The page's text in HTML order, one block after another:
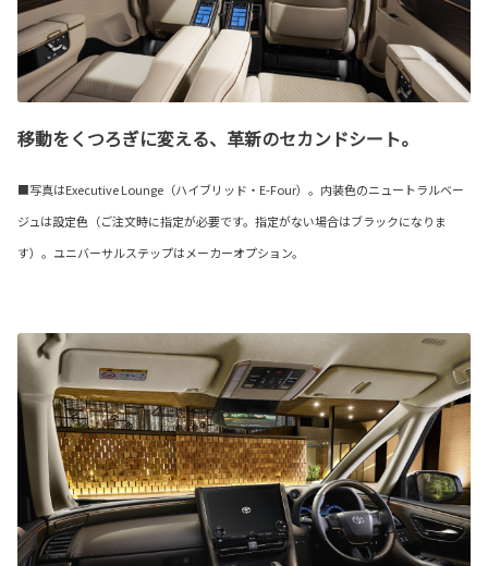
移動をくつろぎに変える、革新のセカンドシート。
■写真はExecutive Lounge（ハイブリッド・E-Four）。内装色のニュートラルベー
ジュは設定色（ご注文時に指定が必要です。指定がない場合はブラックになりま
す）。ユニバーサルステップはメーカーオプション。